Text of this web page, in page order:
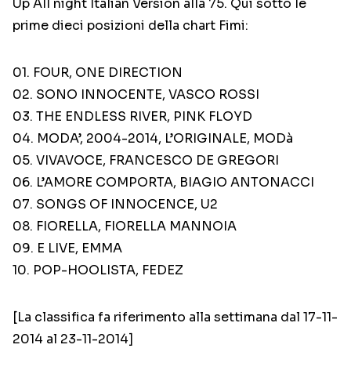
Up All night Italian Version alla 75. Qui sotto le
prime dieci posizioni della chart Fimi:
01. FOUR, ONE DIRECTION
02. SONO INNOCENTE, VASCO ROSSI
03. THE ENDLESS RIVER, PINK FLOYD
04. MODA’, 2004-2014, L’ORIGINALE, MODà
05. VIVAVOCE, FRANCESCO DE GREGORI
06. L’AMORE COMPORTA, BIAGIO ANTONACCI
07. SONGS OF INNOCENCE, U2
08. FIORELLA, FIORELLA MANNOIA
09. E LIVE, EMMA
10. POP-HOOLISTA, FEDEZ
[La classifica fa riferimento alla settimana dal 17-11-
2014 al 23-11-2014]